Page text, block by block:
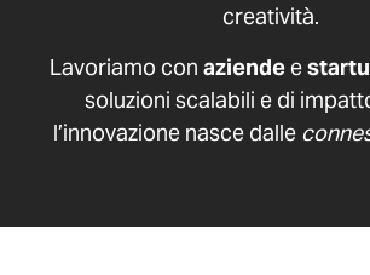
creatività.
Lavoriamo con aziende e
soluzioni scalabili e di
l’innovazione nasce dalle